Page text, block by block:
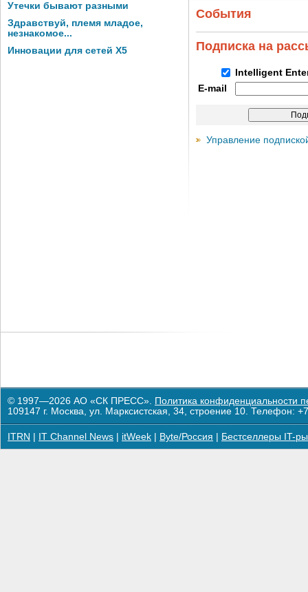
Утечки бывают разными
Здравствуй, племя младое,
незнакомое...
Инновации для сетей X5
События
Подписка на
Intelligent
E-mail
Управление
© 1997—2026 АО «СК ПРЕСС». Политика конфиденциальности
109147 г. Москва, ул. Марксистская, 34, строение 10. Телефон:
ITRN IT Channel News itWeek Byte/Россия Бестселлеры IT-